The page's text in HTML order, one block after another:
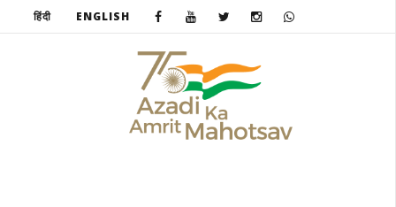
हिंदी ENGLISH